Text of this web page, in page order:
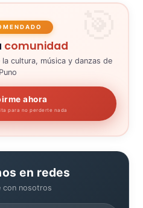
comunidad
cultura, música y danzas de
Puno
ahora
para no perderte nada
en redes
con nosotros